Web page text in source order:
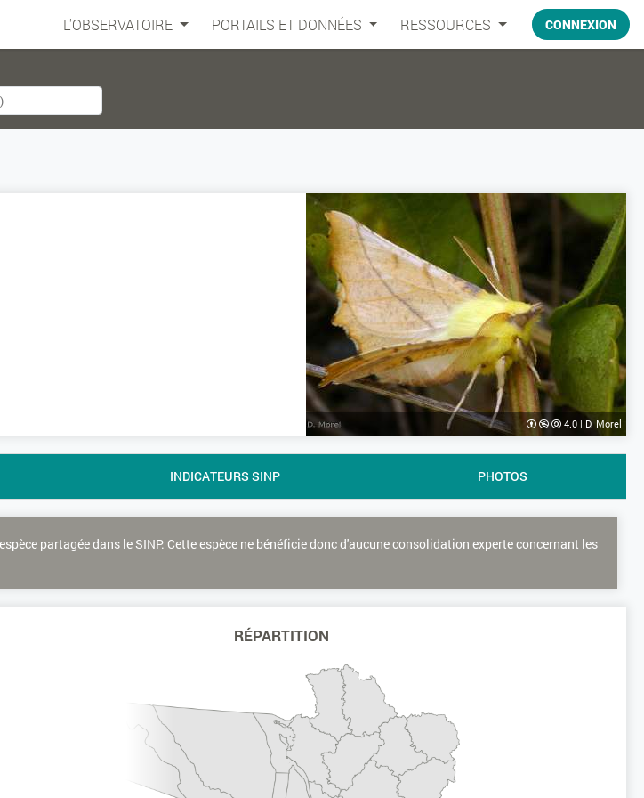
L'OBSERVATOIRE PORTAILS ET DONNÉES RESSOURCES CONNEXION
4.0 | D. Morel
INDICATEURS SINP PHOTOS
partagée dans le SINP. Cette espèce ne bénéficie donc d'aucune consolidation experte concernant les
RÉPARTITION